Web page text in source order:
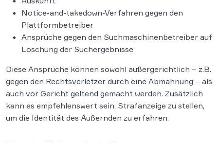
Notice-and-takedown-Verfahren gegen den
Plattformbetreiber
Ansprüche gegen den Suchmaschinenbetreiber auf
Löschung der Suchergebnisse
Diese Ansprüche können sowohl außergerichtlich – z.B.
gegen den Rechtsverletzer durch eine Abmahnung – als
auch vor Gericht geltend gemacht werden. Zusätzlich
kann es empfehlenswert sein, Strafanzeige zu stellen,
um die Identität des Äußernden zu erfahren.